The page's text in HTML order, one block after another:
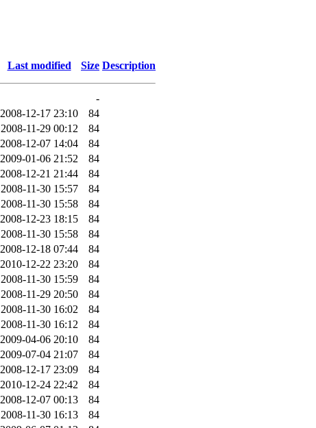
Last modified Size Description
-
2008-12-17 23:10
84
2008-11-29 00:12
84
2008-12-07 14:04
84
2009-01-06 21:52
84
2008-12-21 21:44
84
2008-11-30 15:57
84
2008-11-30 15:58
84
2008-12-23 18:15
84
2008-11-30 15:58
84
2008-12-18 07:44
84
2010-12-22 23:20
84
2008-11-30 15:59
84
2008-11-29 20:50
84
2008-11-30 16:02
84
2008-11-30 16:12
84
2009-04-06 20:10
84
2009-07-04 21:07
84
2008-12-17 23:09
84
2010-12-24 22:42
84
2008-12-07 00:13
84
2008-11-30 16:13
84